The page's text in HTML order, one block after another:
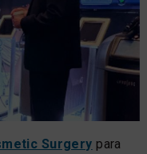
Surgery para